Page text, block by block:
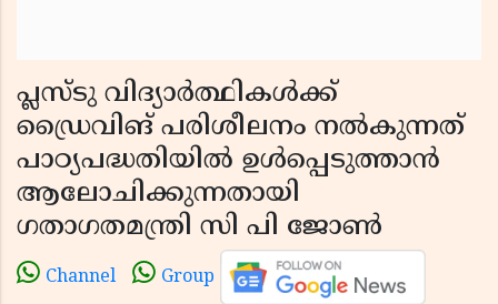
പ്ലസ്‌ടു വിദ്യാർത്ഥികൾക്ക്
ഡ്രൈവിങ് പരിശീലനം നൽകുന്നത്
പാഠ്യപദ്ധതിയിൽ ഉൾപ്പെടുത്താൻ
ആലോചിക്കുന്നതായി
ഗതാഗതമന്ത്രി സി പി ജോൺ
Channel Group